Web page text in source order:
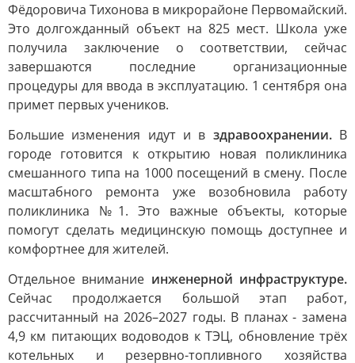
Фёдоровича Тихонова в микрорайоне Первомайский.
Это долгожданный объект на 825 мест. Школа уже
получила заключение о соответствии, сейчас
завершаются последние организационные
процедуры для ввода в эксплуатацию. 1 сентября она
примет первых учеников.
Большие изменения идут и в здравоохранении.В
городе готовится к открытию новая поликлиника
смешанного типа на 1000 посещений в смену. После
масштабного ремонта уже возобновила работу
поликлиника №1. Это важные объекты, которые
помогут сделать медицинскую помощь доступнее и
комфортнее для жителей.
Отдельное внимание инженерной инфраструктуре.
Сейчас продолжается большой этап работ,
рассчитанный на 2026–2027 годы. В планах - замена
4,9 км питающих водоводов к ТЭЦ, обновление трёх
котельных и резервно-топливного хозяйства